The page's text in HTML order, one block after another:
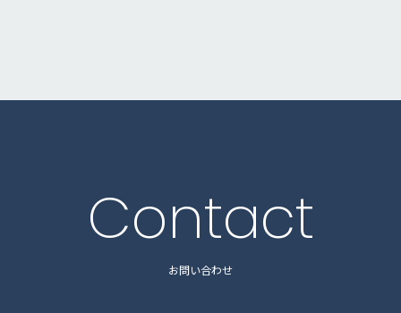
Contact
お問い合わせ